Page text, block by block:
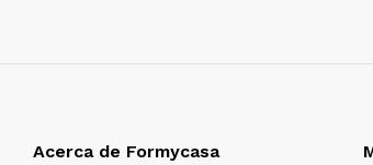
Acerca de Formycasa